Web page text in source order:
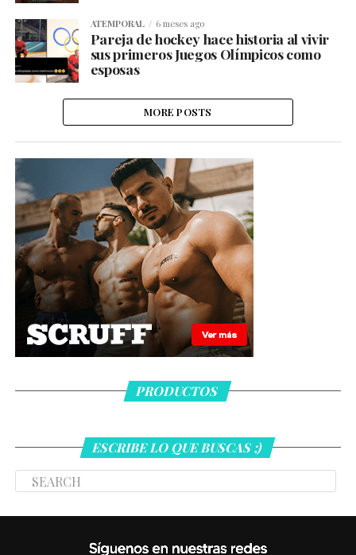
ATEMPORAL 6 meses ago
Pareja de hockey hace historia al vivir
sus primeros Juegos Olímpicos como
esposas
MORE POSTS
PRODUCTOS
ESCRIBE LO QUE BUSCAS ;)